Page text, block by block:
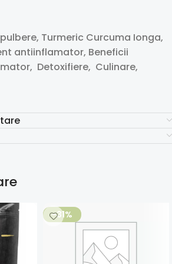
Turmeric Curcuma Ionga,
antiinflamator, Beneficii
Detoxifiere, Culinare,
-31%